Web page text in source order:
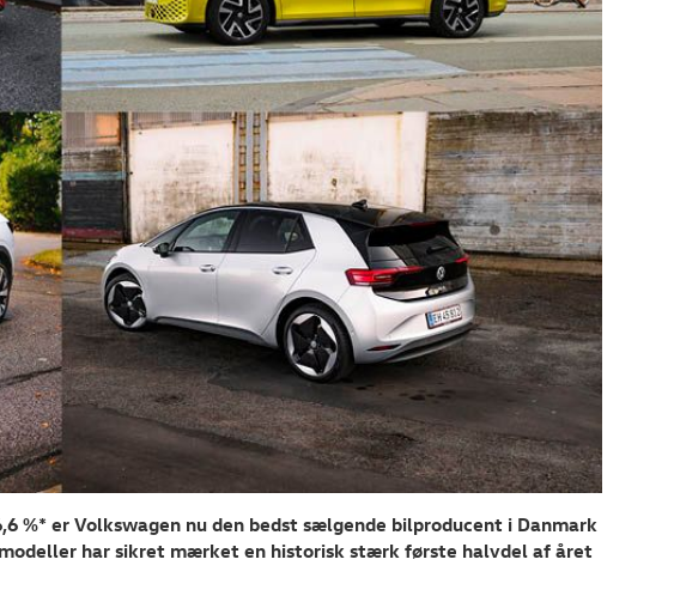
%* er Volkswagen nu den bedst sælgende bilproducent i Danmark
har sikret mærket en historisk stærk første halvdel af året